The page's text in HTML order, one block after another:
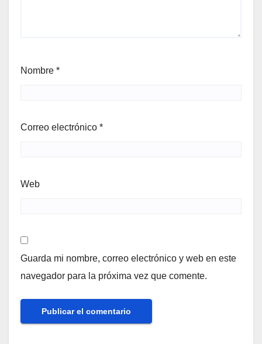
Nombre *
Correo electrónico *
Web
Guarda mi nombre, correo electrónico y web en este
navegador para la próxima vez que comente.